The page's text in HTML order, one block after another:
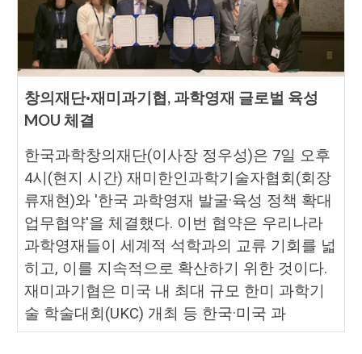
창의재단·재미과기협, 과학영재 글로벌 육성
MOU 체결
한국과학창의재단(이사장 정우성)은 7일 오후
4시(현지 시간) 재미한인과학기술자협회(회장
류재현)와 '한국 과학영재 발굴·육성 정책 확대
업무협약'을 체결했다. 이번 협약은 우리나라
과학영재들이 세계적 석학과의 교류 기회를 넓
히고, 이를 지속적으로 확산하기 위한 것이다.
재미과기협은 미국 내 최대 규모 한미 과학기
술 학술대회(UKC) 개최 등 한국·미국 과